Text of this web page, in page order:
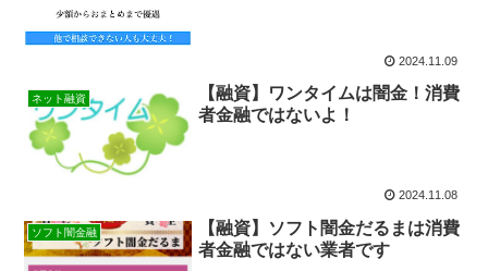
2024.11.09
ネット融資
【融資】ワンタイムは闇金！消費
者金融ではないよ！
2024.11.08
ソフト闇金融
【融資】ソフト闇金だるまは消費
者金融ではない業者です